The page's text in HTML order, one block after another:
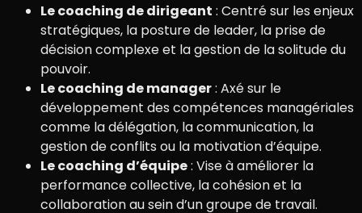
Le coaching de dirigeant : Centré sur les enjeux
stratégiques, la posture de leader, la prise de
décision complexe et la gestion de la solitude du
pouvoir.
Le coaching de manager: Axé sur le
développement des compétences managériales
comme la délégation, la communication, la
gestion de conflits ou la motivation d’équipe.
Le coaching d’équipe: Vise à améliorer la
performance collective, la cohésion et la
collaboration au sein d’un groupe de travail.